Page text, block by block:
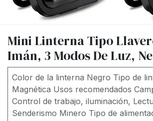
Mini Linterna Tipo
Imán, 3 Modos De Luz,
Color de la linterna Negro Tipo de
Magnética Usos recomendados
Control de trabajo, iluminación,
Senderismo Minero Tipo de